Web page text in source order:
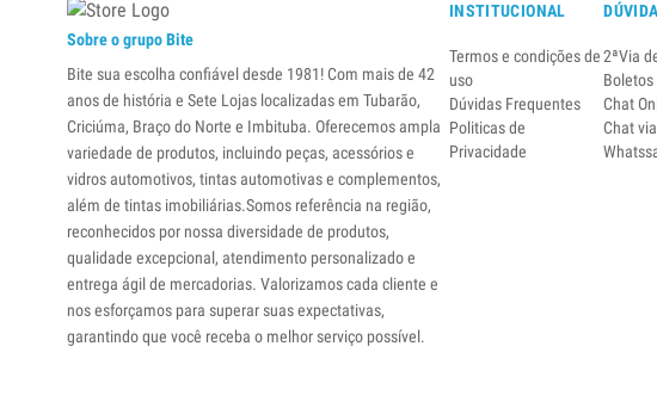
Sobre o grupo Bite
Bite sua escolha confiável desde 1981! Com mais de 42
anos de história e Sete Lojas localizadas em Tubarão,
Criciúma, Braço do Norte e Imbituba. Oferecemos ampla
variedade de produtos, incluindo peças, acessórios e
vidros automotivos, tintas automotivas e complementos,
além de tintas imobiliárias.Somos referência na região,
reconhecidos por nossa diversidade de produtos,
qualidade excepcional, atendimento personalizado e
entrega ágil de mercadorias. Valorizamos cada cliente e
nos esforçamos para superar suas expectativas,
garantindo que você receba o melhor serviço possível.
INSTITUCIONAL
Termos e condições de
uso
Dúvidas Frequentes
Politicas de
Privacidade
2ªVia
Boletos
Chat
Chat via